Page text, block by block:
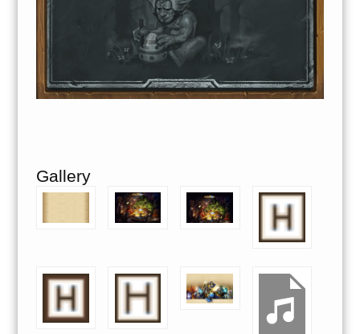
Gallery